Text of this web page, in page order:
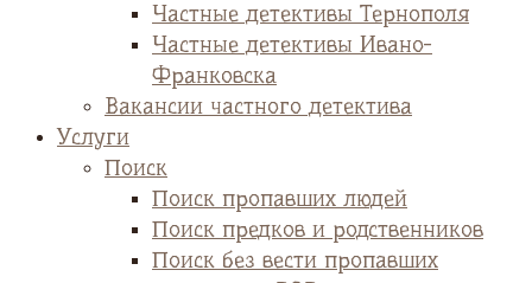
Частные детективы Тернополя
Частные детективы Ивано-
Франковска
Вакансии частного детектива
Услуги
Поиск
Поиск пропавших людей
Поиск предков и родственников
Поиск без вести пропавших